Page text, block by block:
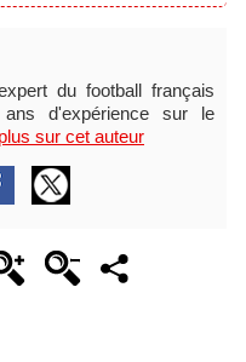
du football français
d'expérience sur le
sur cet auteur